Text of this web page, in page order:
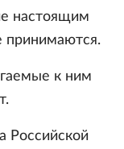
настоящим
принимаются.
к ним
Российской